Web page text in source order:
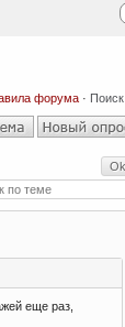
форума · Поиск
еще раз,